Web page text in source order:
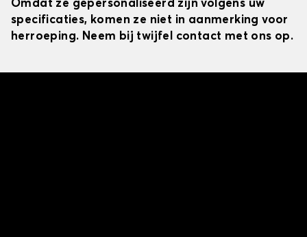
Omdat ze gepersonaliseerd zijn volgens uw
specificaties, komen ze niet in aanmerking voor
herroeping. Neem bij twijfel contact met ons op.